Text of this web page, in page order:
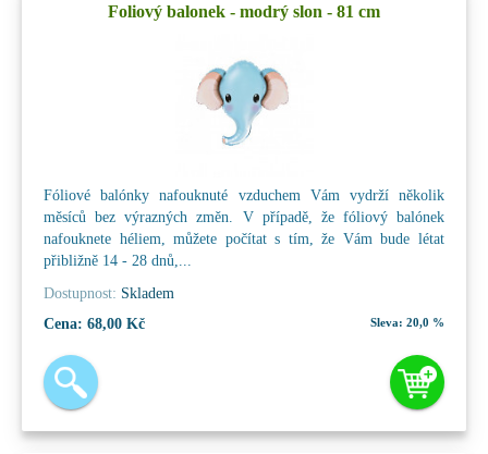
Foliový balonek - modrý slon - 81 cm
Fóliové balónky nafouknuté vzduchem Vám vydrží několik
měsíců bez výrazných změn. V případě, že fóliový balónek
nafouknete héliem, můžete počítat s tím, že Vám bude létat
přibližně 14 - 28 dnů,...
Dostupnost: Skladem
Cena: 68,00 Kč Sleva: 20,0 %